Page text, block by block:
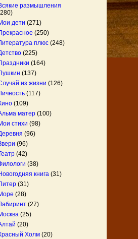
размышления
дети (271)
(250)
плюс (248)
(225)
(164)
(137)
из жизни (126)
(117)
(109)
матер (100)
стихи (98)
(96)
(96)
(42)
(38)
книга (31)
(31)
(28)
(27)
(25)
(20)
Холм (20)